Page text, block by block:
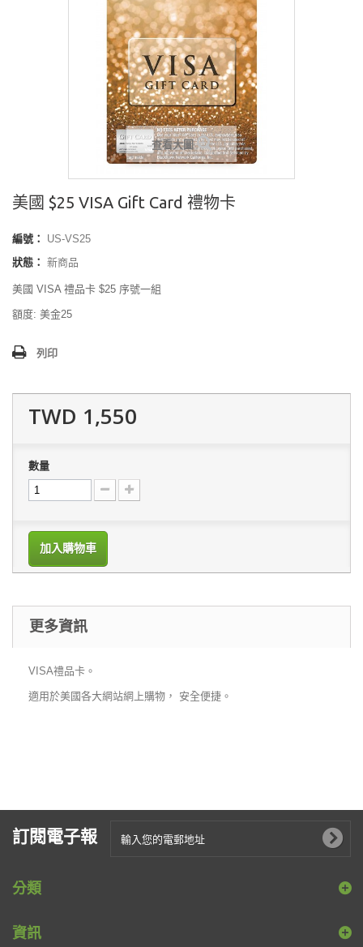
查看大圖
美國 $25 VISA Gift Card 禮物卡
編號：
US-VS25
狀態： 新商品
美國 VISA 禮品卡 $25 序號一組
額度: 美金25
列印
TWD 1,550
數量
加入購物車
更多資訊
VISA禮品卡。
適用於美國各大網站網上購物， 安全便捷。
訂閱電子報
分類
資訊